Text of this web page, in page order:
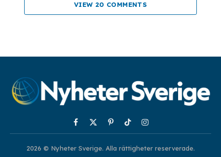
VIEW 20 COMMENTS
Facebook
X
(Twitter)
PinterestTikTokInstagram
2026 © Nyheter Sverige. Alla rättigheter reserverade.